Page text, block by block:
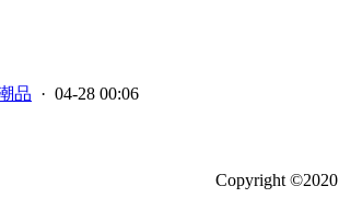
品 · 04-28 00:06
Copyright ©2020